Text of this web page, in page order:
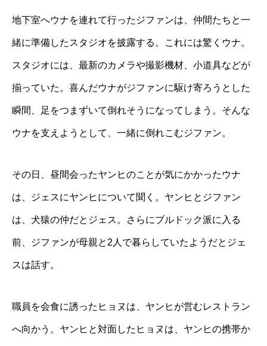
地下室へウナを連れて行ったジファンは、仲間たちと一
緒に準備したスタジオを披露する。これには驚くウナ。
スタジオには、最新のカメラや撮影機材、小道具などが
揃っていた。喜んだウナがジファンに駆け寄ろうとした
瞬間、足をつまずいて倒れそうになってしまう。そんな
ウナを支えようとして、一緒に倒れこむジファン。
その日、昼間会ったヤンヒのことが気にかかったウナ
は、ジェスにヤンヒについて聞く。ヤンヒとジファン
は、犬猿の仲だとジェス。さらにブルドック派に入る
前、ジファンが母親と2人で暮らしていたようだとジェ
スは話す。
職員を会食に誘ったヒョヌは、ヤンヒが営むレストラン
へ向かう。ヤンヒと対面したヒョヌは、ヤンヒの携帯か